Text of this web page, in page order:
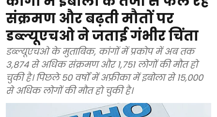
संक्रमण और बढ़ती मौतों पर
डब्ल्यूएचओ ने जताई गंभीर चिंता
डब्ल्यूएचओ के मुताबिक, कांगों में प्रकोप में अब तक
3,874 से अधिक संक्रमण और 1,751 लोगों की मौत हो
चुकी है। पिछले 50 वर्षों में अफ्रीका में इबोला से 15,000
से अधिक लोगों की मौत हो चुकी है।